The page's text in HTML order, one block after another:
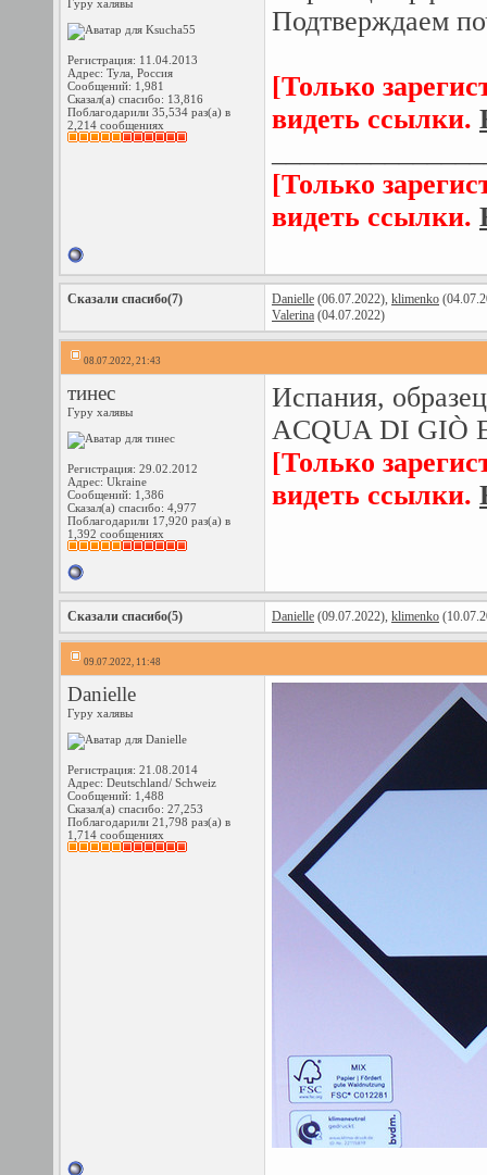
Гуру халявы
Регистрация: 11.04.2013
Адрес: Тула, Россия
Сообщений: 1,981
Сказал(а) спасибо: 13,816
Поблагодарили 35,534 раз(а) в
2,214 сообщениях
Подтверждаем
[Только
видеть ссылки.
[Только
видеть ссылки.
Сказали спасибо(7) Danielle (06.07.2022), klimenko
Valerina (04.07.2022)
08.07.2022, 21:43
тинес
Гуру халявы
Регистрация: 29.02.2012
Адрес: Ukraine
Сообщений: 1,386
Сказал(а) спасибо: 4,977
Поблагодарили 17,920 раз(а) в
1,392 сообщениях
Испания,
ACQUA DI GIÒ
[Только
видеть ссылки.
Сказали спасибо(5) Danielle (09.07.2022), klimenko
09.07.2022, 11:48
Danielle
Гуру халявы
Регистрация: 21.08.2014
Адрес: Deutschland/ Schweiz
Сообщений: 1,488
Сказал(а) спасибо: 27,253
Поблагодарили 21,798 раз(а) в
1,714 сообщениях